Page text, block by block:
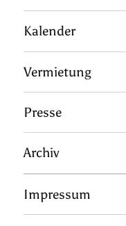
Kalender
Vermietung
Presse
Archiv
Impressum